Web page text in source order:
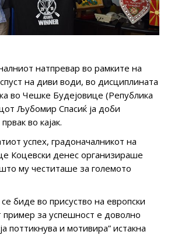
натпревар во рамките на
на диви води, во дисциплината
во Чешке Будејовице (Република
Љубомир Спасиќ ја доби
во кајак.
успех, градоначалникот на
Коцевски денес организираше
му честиташе за големото
биде во присуство на европски
пример за успешност е доволно
поттикнува и мотивира” истакна